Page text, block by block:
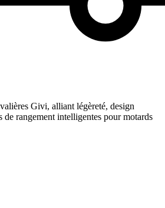
Givi, alliant légèreté, design
de rangement intelligentes pour motards